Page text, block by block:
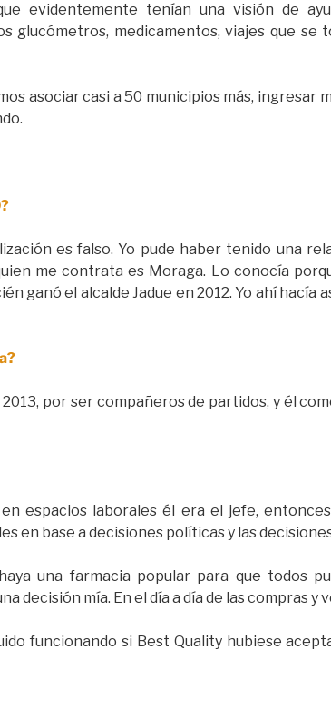
evidentemente tenían una visión de
glucómetros, medicamentos, viajes que se
asociar casi a 50 municipios más, ingresar
es falso. Yo pude haber tenido una
me contrata es Moraga. Lo conocía
ganó el alcalde Jadue en 2012. Yo ahí hacía
por ser compañeros de partidos, y él
espacios laborales él era el jefe,
en base a decisiones políticas y las
una farmacia popular para que todos
decisión mía. En el día a día de las compras y
funcionando si Best Quality hubiese